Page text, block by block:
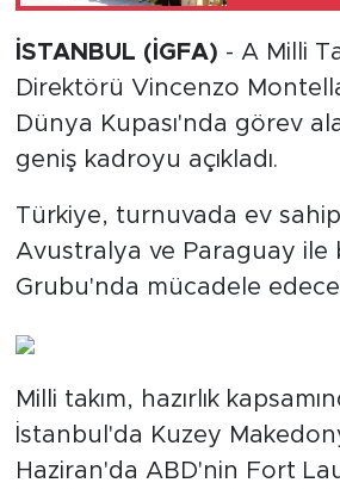
İSTANBUL (İGFA) - A Milli
Direktörü Vincenzo
Dünya Kupası'nda görev
geniş kadroyu açıkladı.
Türkiye, turnuvada ev
Avustralya ve Paraguay ile
Grubu'nda mücadele
Milli takım, hazırlık
İstanbul'da Kuzey
Haziran'da ABD'nin Fort